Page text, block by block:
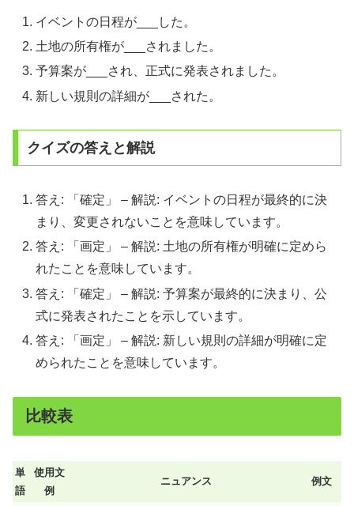
イベントの日程が___した。
土地の所有権が___されました。
予算案が___され、正式に発表されました。
新しい規則の詳細が___された。
クイズの答えと解説
答え: 「確定」 – 解説: イベントの日程が最終的に決
まり、変更されないことを意味しています。
答え: 「画定」 – 解説: 土地の所有権が明確に定めら
れたことを意味しています。
答え: 「確定」 – 解説: 予算案が最終的に決まり、公
式に発表されたことを示しています。
答え: 「画定」 – 解説: 新しい規則の詳細が明確に定
められたことを意味しています。
比較表
単
語
使用文
例
ニュアンス 例文